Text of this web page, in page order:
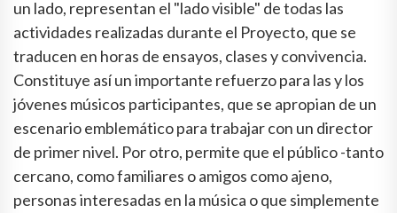
un lado, representan el "lado visible" de todas las
actividades realizadas durante el Proyecto, que se
traducen en horas de ensayos, clases y convivencia.
Constituye así un importante refuerzo para las y los
jóvenes músicos participantes, que se apropian de un
escenario emblemático para trabajar con un director
de primer nivel. Por otro, permite que el público -tanto
cercano, como familiares o amigos como ajeno,
personas interesadas en la música o que simplemente